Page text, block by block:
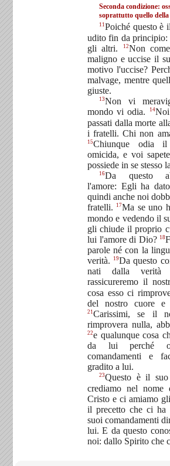
Seconda condizione:
soprattutto quello
11Poiché questo è
udito fin da
gli altri.
12Non
maligno e uccise il
motivo l'uccise?
malvage, mentre
giuste.
13Non vi
mondo vi odia.
14Noi
passati dalla morte
i fratelli. Chi non
15Chiunque odia
omicida, e voi
possiede in se stesso
16Da questo
l'amore: Egli ha
quindi anche noi
fratelli.
17Ma se uno
mondo e vedendo il
gli chiude il proprio
lui l'amore di Dio? 18
parole né con la
verità.
19Da questo
nati dalla
rassicureremo il
cosa esso ci
del nostro cuore e
21 Carissimi, se il
rimprovera nulla,
22e qualunque cosa
da lui perché
comandamenti e
gradito a lui.
23Questo è il suo
crediamo nel
Cristo e ci amiamo
il precetto che ci
suoi comandamenti
lui. E da questo
noi: dallo Spirito che